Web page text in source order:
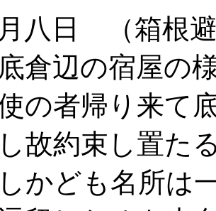
八日 （箱根
倉辺の宿屋の
の者帰り来て
故約束し置た
かども名所は